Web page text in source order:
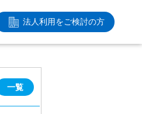
法人利用をご検討の方
一覧